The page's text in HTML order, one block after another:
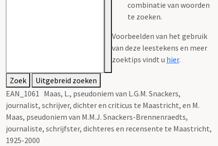
combinatie van woorden
te zoeken.
Voorbeelden van het gebruik
van deze leestekens en meer
zoektips vindt u hier.
Zoek
Uitgebreid zoeken
EAN_1061 Maas, L., pseudoniem van L.G.M. Snackers,
journalist, schrijver, dichter en criticus te Maastricht, en M.
Maas, pseudoniem van M.M.J. Snackers-Brennenraedts,
journaliste, schrijfster, dichteres en recensente te Maastricht,
1925-2000